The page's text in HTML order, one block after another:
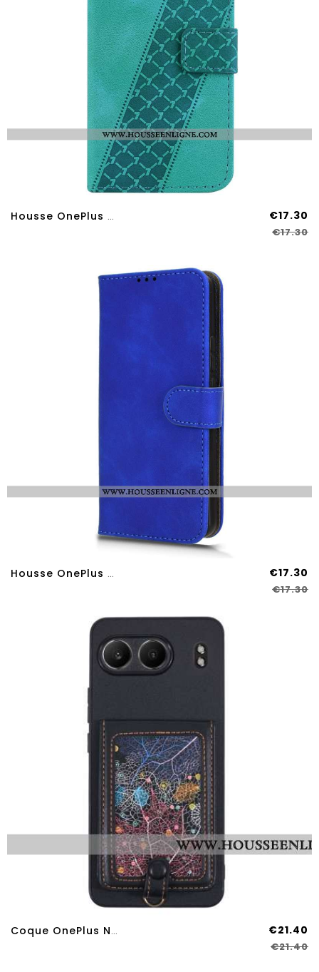
Housse OnePlus Nord 4 Design 7 €17.30
€17.30
Housse OnePlus Nord 4 Effet Daim €17.30
€17.30
Coque OnePlus Nord 4 Porte-Cartes Galaxy Et Support €21.40
€21.40